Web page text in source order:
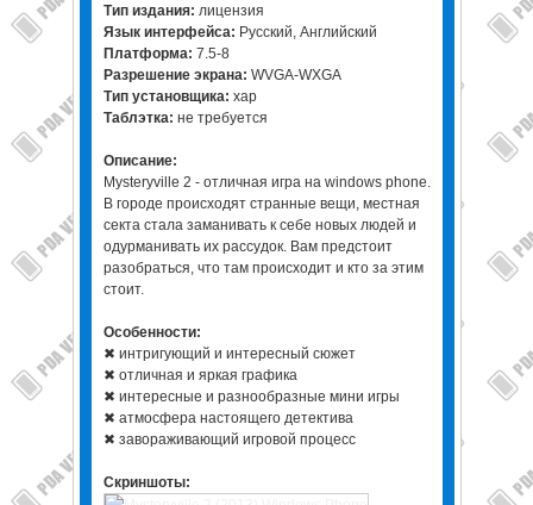
Тип издания: лицензия
Язык интерфейса: Русский, Английский
Платформа: 7.5-8
Разрешение экрана: WVGA-WXGA
Тип установщика: xap
Таблэтка: не требуется
Описание:
Mysteryville 2 - отличная игра на windows phone.
В городе происходят странные вещи, местная
секта стала заманивать к себе новых людей и
одурманивать их рассудок. Вам предстоит
разобраться, что там происходит и кто за этим
стоит.
Особенности:
✖ интригующий и интересный сюжет
✖ отличная и яркая графика
✖ интересные и разнообразные мини игры
✖ атмосфера настоящего детектива
✖ завораживающий игровой процесс
Скриншоты: